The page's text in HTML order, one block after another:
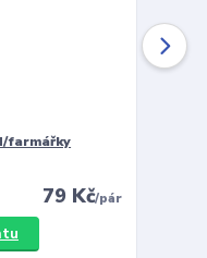
farmářky
79 Kč/pár